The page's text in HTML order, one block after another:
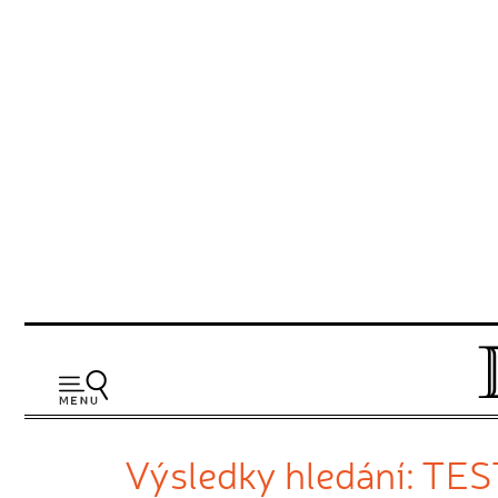
Výsledky hledání: